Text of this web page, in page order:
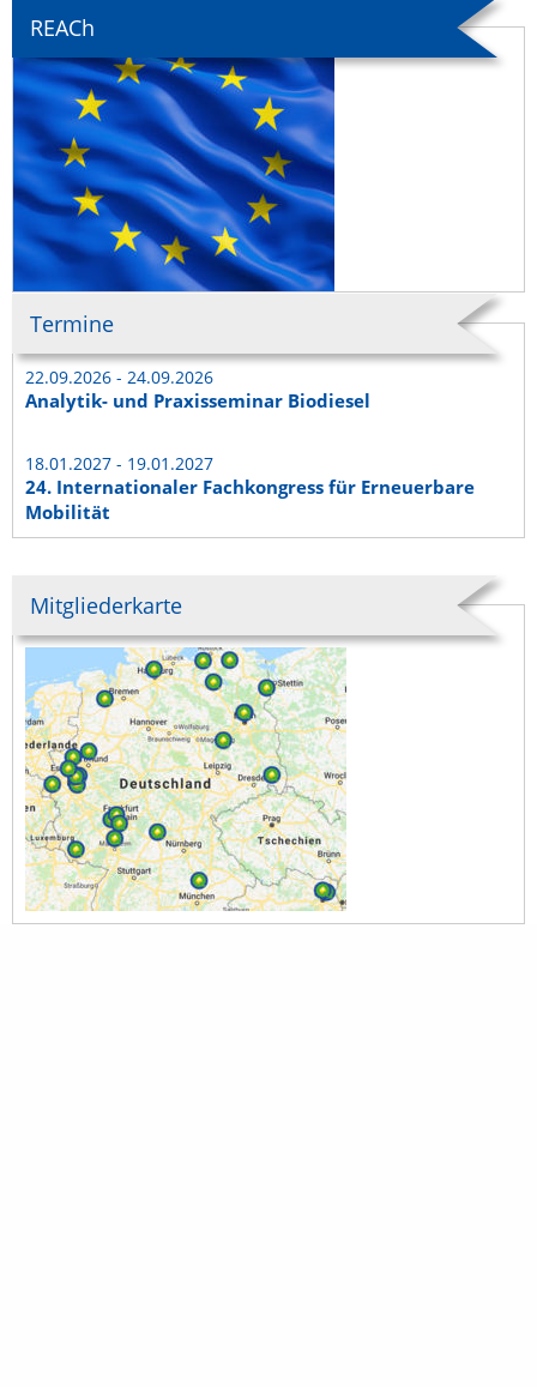
REACh
Termine
22.09.2026 - 24.09.2026
Analytik- und Praxisseminar Biodiesel
18.01.2027 - 19.01.2027
24. Internationaler Fachkongress für Erneuerbare
Mobilität
Mitgliederkarte